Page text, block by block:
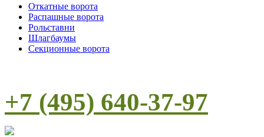
Откатные ворота
Распашные ворота
Рольставни
Шлагбаумы
Cекционные ворота
+7 (495) 640-37-97